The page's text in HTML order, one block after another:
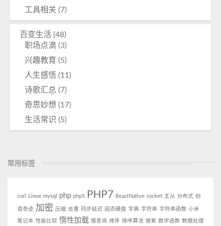
工具相关 (7)
百变生活 (48)
职场点滴 (3)
兴趣教育 (5)
人生感悟 (11)
诗歌汇总 (7)
奇思妙想 (17)
生活常识 (5)
常用标签
curl Linux mysql php php5 PHP7 ReactNative socket 主从 分布式 创
造奇迹 加密 压缩 去重 同步延迟 固态硬盘 字典 字符串 字符串函数 小米
笔记本 性能比较 惰性加载 慢查询 排序 排序算法 搜索 数学函数 数据处理